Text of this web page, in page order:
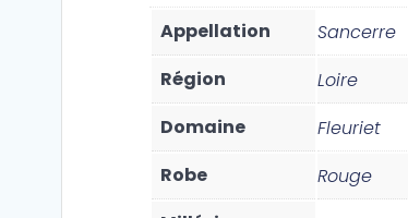
Appellation
Sancerre
Région
Loire
Domaine
Fleuriet
Robe
Rouge